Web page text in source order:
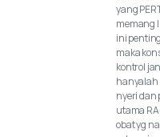
yang
memang
ini
maka
kontrol
nyeri dan
utama
obat yg